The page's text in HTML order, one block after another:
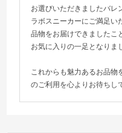
お選びいただきましたバレ
ラボスニーカーにご満足い
品物をお届けできましたこ
お気に入りの一足となりま
これからも魅力あるお品物
のご利用を心よりお待ちし